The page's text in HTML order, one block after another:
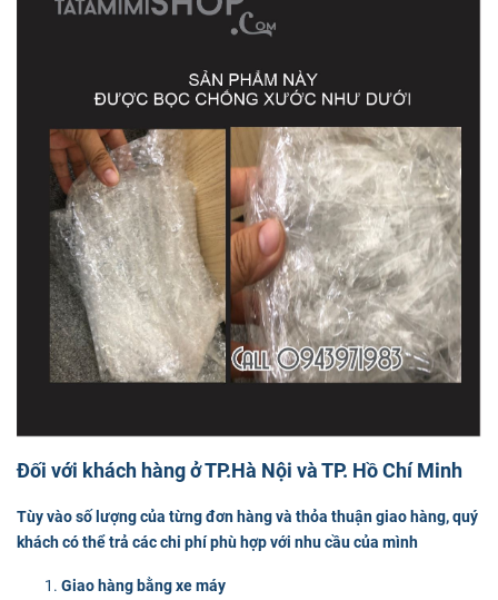
Đối với khách hàng ở TP.Hà Nội và TP. Hồ Chí Minh
Tùy vào số lượng của từng đơn hàng và thỏa thuận giao hàng, quý
khách có thể trả các chi phí phù hợp với nhu cầu của mình
Giao hàng bằng xe máy